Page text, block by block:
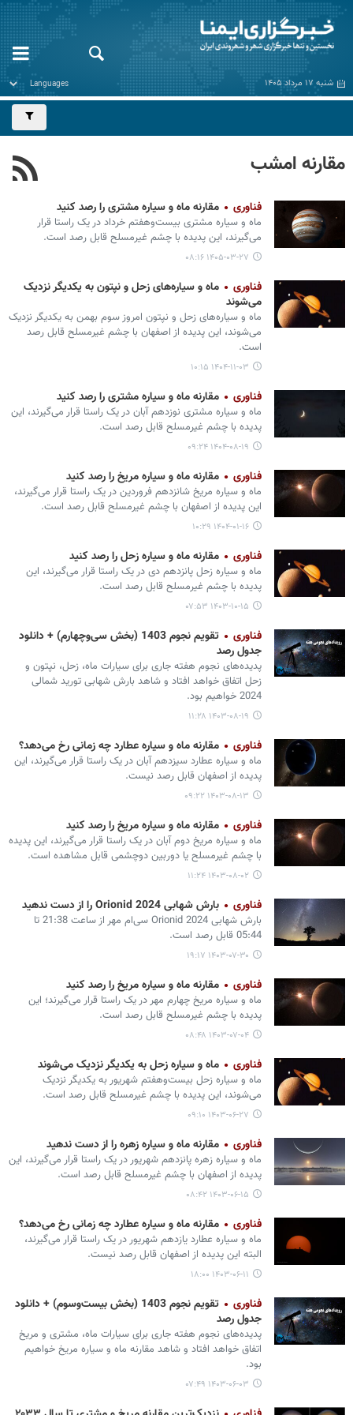
شنبه ۱۷ مرداد ۱۴۰۵
مقارنه امشب
فناوری مقارنه ماه و سیاره مشتری را رصد کنید
ماه و سیاره مشتری بیست‌وهفتم خرداد در یک راستا قرار
می‌گیرند، این پدیده با چشم غیرمسلح قابل رصد است.
۱۴۰۵-۰۳-۲۷ ۰۸:۱۶
فناوری
ماه و سیاره‌های زحل و نپتون به یکدیگر نزدیک
می‌‏شوند
ماه و سیاره‌های زحل و نپتون امروز سوم بهمن به یکدیگر نزدیک
می‏‌شوند، این پدیده از اصفهان با چشم غیرمسلح قابل رصد
است.
۱۴۰۴-۱۱-۰۳ ۱۰:۱۵
فناوری مقارنه ماه و سیاره مشتری را رصد کنید
ماه و سیاره مشتری نوزدهم آبان در یک راستا قرار می‌گیرند، این
پدیده با چشم غیرمسلح قابل رصد است.
۱۴۰۴-۰۸-۱۹ ۰۹:۲۴
فناوری مقارنه ماه و سیاره مریخ را رصد کنید
ماه و سیاره مریخ شانزدهم فروردین در یک راستا قرار می‌گیرند،
این پدیده از اصفهان با چشم غیرمسلح قابل رصد است.
۱۴۰۴-۰۱-۱۶ ۱۰:۲۹
فناوری مقارنه ماه و سیاره زحل را رصد کنید
ماه و سیاره زحل پانزدهم دی در یک راستا قرار می‌گیرند، این
پدیده با چشم غیرمسلح قابل رصد است.
۱۴۰۳-۱۰-۱۵ ۰۷:۵۳
فناوری
تقویم نجوم 1403 (بخش سی‌وچهارم) + دانلود
جدول رصد
پدیده‌های نجوم هفته جاری برای سیارات ماه، زحل، نپتون و
زحل اتفاق خواهد افتاد و شاهد بارش شهابی تورید شمالی
2024 خواهیم بود.
۱۴۰۳-۰۸-۱۹ ۱۱:۲۸
فناوری مقارنه ماه و سیاره عطارد چه زمانی رخ می‌دهد؟
ماه و سیاره عطارد سیزدهم آبان در یک راستا قرار می‌گیرند، این
پدیده از اصفهان قابل رصد نیست.
۱۴۰۳-۰۸-۱۳ ۰۹:۲۲
فناوری مقارنه ماه و سیاره مریخ را رصد کنید
ماه و سیاره مریخ دوم آبان در یک راستا قرار می‌گیرند، این پدیده
با چشم غیرمسلح یا دوربین دوچشمی قابل مشاهده است.
۱۴۰۳-۰۸-۰۲ ۱۱:۲۴
فناوری بارش شهابی Orionid 2024 را از دست ندهید
بارش شهابی Orionid 2024 سی‌ام مهر از ساعت 21:38 تا
05:44 قابل رصد است.
۱۴۰۳-۰۷-۳۰ ۱۹:۱۷
فناوری مقارنه ماه و سیاره مریخ را رصد کنید
ماه و سیاره مریخ چهارم مهر در یک راستا قرار می‌گیرند؛ این
پدیده با چشم غیرمسلح قابل رصد است.
۱۴۰۳-۰۷-۰۴ ۰۸:۴۸
فناوری ماه و سیاره زحل به یکدیگر نزدیک می‏‌شوند
ماه و سیاره زحل بیست‌وهفتم شهریور به یکدیگر نزدیک
می‏‌شوند، این پدیده با چشم غیرمسلح قابل رصد است.
۱۴۰۳-۰۶-۲۷ ۰۹:۱۰
فناوری مقارنه ماه و سیاره زهره را از دست ندهید
ماه و سیاره زهره پانزدهم شهریور در یک راستا قرار می‌گیرند، این
پدیده از اصفهان با چشم غیرمسلح قابل رصد است.
۱۴۰۳-۰۶-۱۵ ۰۸:۴۲
فناوری مقارنه ماه و سیاره عطارد چه زمانی رخ می‌دهد؟
ماه و سیاره عطارد یازدهم شهریور در یک راستا قرار می‌گیرند،
البته این پدیده از اصفهان قابل رصد نیست.
۱۴۰۳-۰۶-۱۱ ۱۸:۰۰
فناوری
تقویم نجوم 1403 (بخش بیست‌وسوم) + دانلود
جدول رصد
پدیده‌های نجوم هفته جاری برای سیارات ماه، مشتری و مریخ
اتفاق خواهد افتاد و شاهد مقارنه ماه و سیاره مریخ خواهیم
بود.
۱۴۰۳-۰۶-۰۳ ۰۷:۴۹